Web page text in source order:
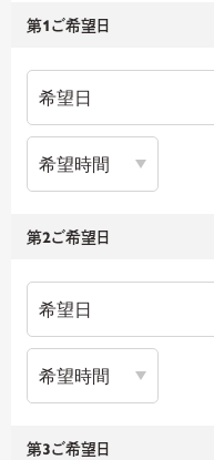
第1ご希望日
第2ご希望日
第3ご希望日